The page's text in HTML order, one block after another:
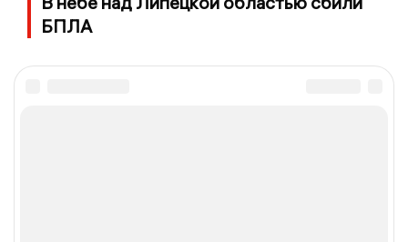
БПЛА